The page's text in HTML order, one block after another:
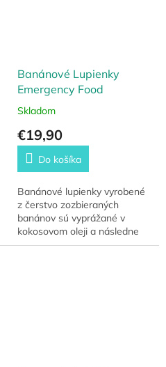
Banánové Lupienky
Emergency Food
Skladom
€19,90
Do košíka
Banánové lupienky vyrobené
z čerstvo zozbieraných
banánov sú vyprážané v
kokosovom oleji a následne
namáčané v cukrovom sirupe.